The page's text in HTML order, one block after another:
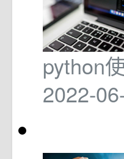
python
2022-